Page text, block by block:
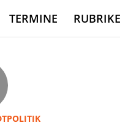
TERMINE